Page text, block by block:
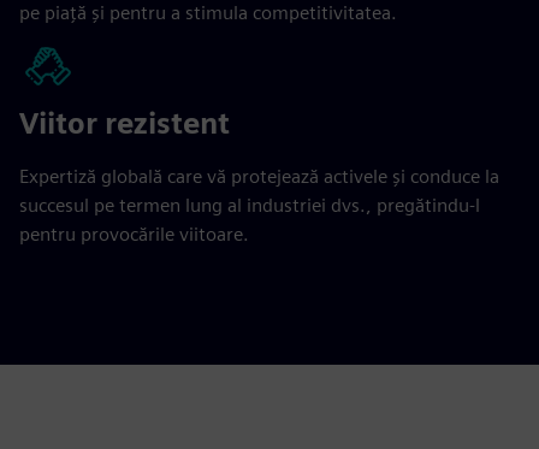
pe piață și pentru a stimula competitivitatea.
Viitor rezistent
Expertiză globală care vă protejează activele și conduce la
succesul pe termen lung al industriei dvs., pregătindu-l
pentru provocările viitoare.